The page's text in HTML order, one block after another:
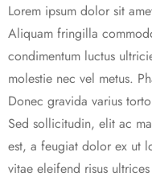
Lorem ipsum dolor sit
Aliquam fringilla
condimentum luctus
molestie nec vel metus.
Donec gravida varius
Sed sollicitudin, elit ac
est, a feugiat dolor ex ut
vitae eleifend risus